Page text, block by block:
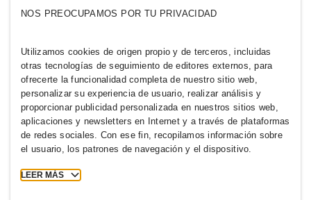
Sostenibilidad
PANAMA
Prensa Políticas y privacidad
Cookies
NOS PREOCUPAMOS POR TU PRIVACIDAD
Utilizamos cookies de origen propio y de terceros, incluidas
otras tecnologías de seguimiento de editores externos, para
ofrecerte la funcionalidad completa de nuestro sitio web,
personalizar su experiencia de usuario, realizar análisis y
proporcionar publicidad personalizada en nuestros sitios web,
aplicaciones y newsletters en Internet y a través de plataformas
de redes sociales. Con ese fin, recopilamos información sobre
el usuario, los patrones de navegación y el dispositivo.
LEER MÁS